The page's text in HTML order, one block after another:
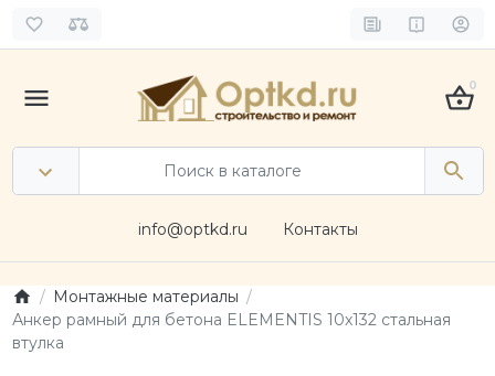
0
info@optkd.ru Контакты
Монтажные материалы
Анкер рамный для бетона ELEMENTIS 10x132 стальная
втулка